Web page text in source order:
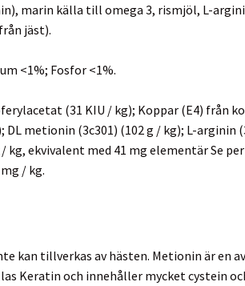
marin källa till omega 3, rismjöl, L-
jäst).
<1%; Fosfor <1%.
(31 KIU / kg); Koppar (E4) från
metionin (3c301) (102 g / kg); L-arginin
kg, ekvivalent med 41 mg elementär Se
/ kg.
kan tillverkas av hästen. Metionin är en
Keratin och innehåller mycket cystein